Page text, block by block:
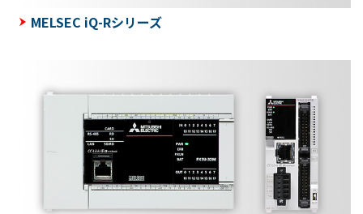
MELSEC iQ-Rシリーズ